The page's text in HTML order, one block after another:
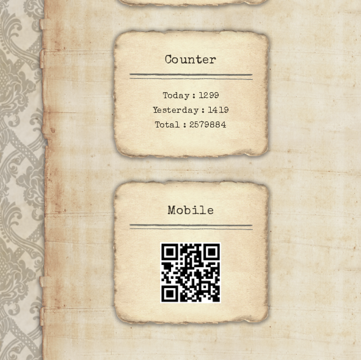
Counter
Today : 1299
Yesterday : 1419
Total : 2579884
Mobile